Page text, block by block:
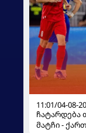
11:01/04-08-
ჩატარდება
მატჩი -